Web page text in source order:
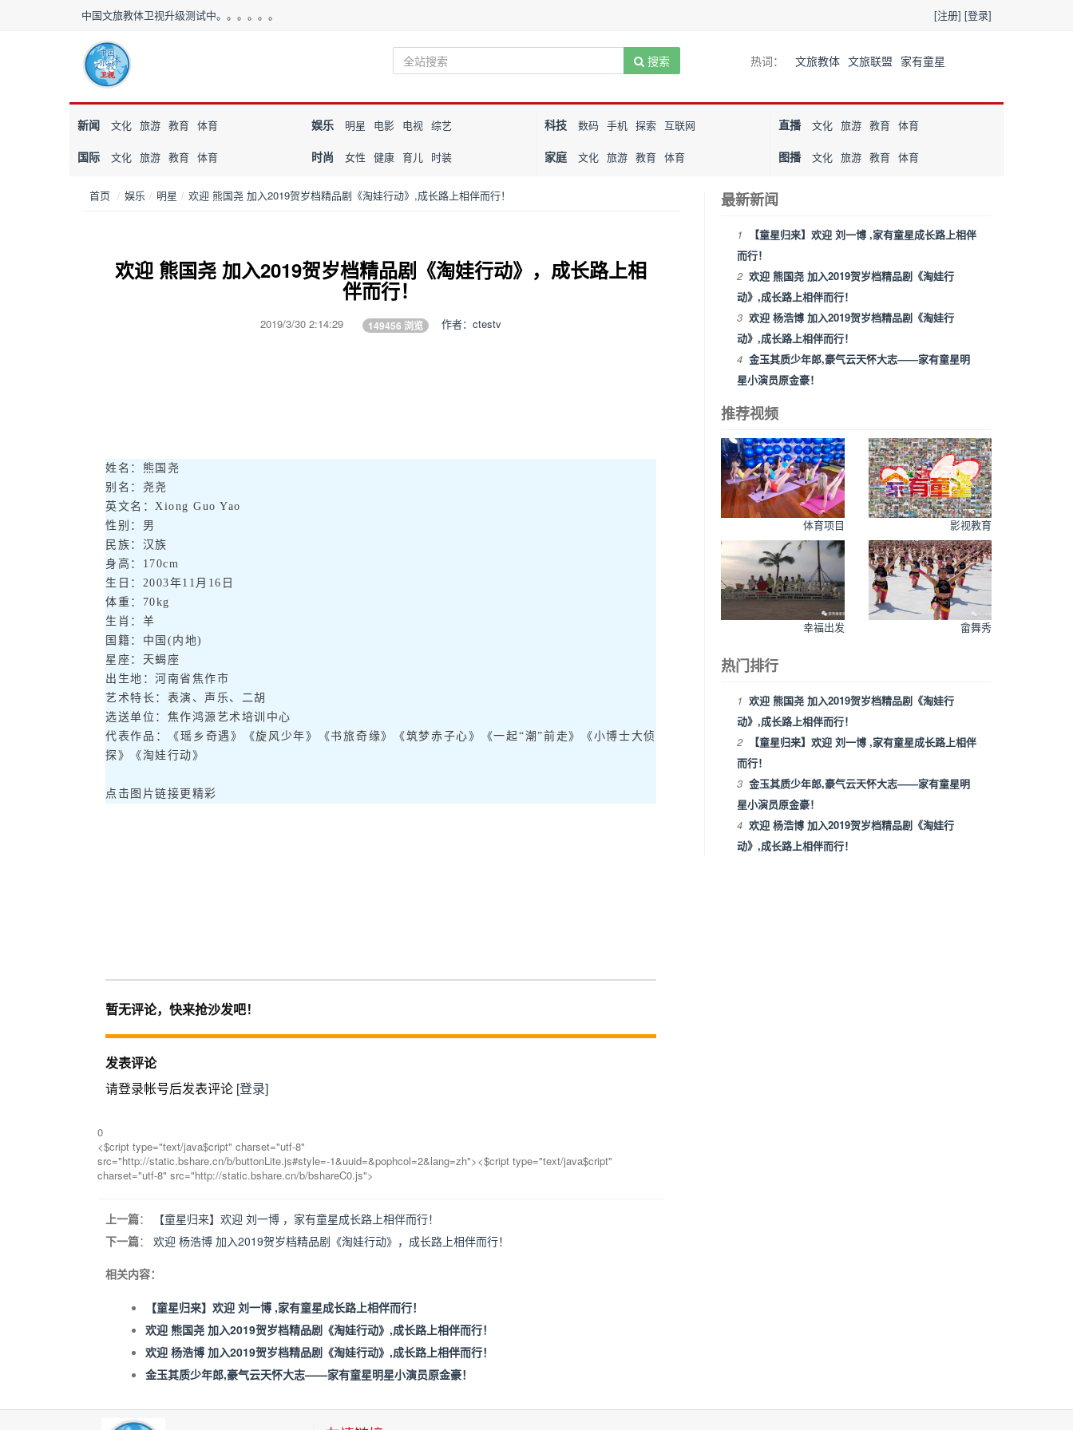
中国文旅教体卫视升级测试中。。。。。。 [注册] [登录]
搜索 热词： 文旅教体 文旅联盟 家有童星
新闻 文化 旅游 教育 体育 娱乐 明星 电影 电视 综艺 科技 数码 手机 探索 互联网 直播 文化 旅游 教育 体育
国际 文化 旅游 教育 体育 时尚 女性 健康 育儿 时装 家庭 文化 旅游 教育 体育 图播 文化 旅游 教育 体育
首页 / 娱乐 / 明星 / 欢迎 熊国尧 加入2019贺岁档精品剧《淘娃行动》,成长路上相伴而行！
欢迎 熊国尧 加入2019贺岁档精品剧《淘娃行动》，成长路上相
伴而行！
2019/3/30 2:14:29 149456 浏览 作者：ctestv
姓名：熊国尧
别名：尧尧
英文名：Xiong Guo Yao
性别：男
民族：汉族
身高：170cm
生日：2003年11月16日
体重：70kg
生肖：羊
国籍：中国(内地)
星座：天蝎座
出生地：河南省焦作市
艺术特长：表演、声乐、二胡
选送单位：焦作鸿源艺术培训中心
代表作品：《瑶乡奇遇》《旋风少年》《书旅奇缘》《筑梦赤子心》《一起“潮”前走》《小博士大侦
探》《淘娃行动》
点击图片链接更精彩
暂无评论，快来抢沙发吧！
发表评论
请登录帐号后发表评论 [登录]
0
<$cript type="text/java$cript" charset="utf-8"
src="http://static.bshare.cn/b/buttonLite.js#style=-1&uuid=&pophcol=2&lang=zh"><$cript type="text/java$cript"
charset="utf-8" src="http://static.bshare.cn/b/bshareC0.js">
上一篇：
【童星归来】欢迎 刘一博 ，家有童星成长路上相伴而行！
下一篇： 欢迎 杨浩博 加入2019贺岁档精品剧《淘娃行动》，成长路上相伴而行！
相关内容：
【童星归来】欢迎 刘一博 ,家有童星成长路上相伴而行！
欢迎 熊国尧 加入2019贺岁档精品剧《淘娃行动》,成长路上相伴而行！
欢迎 杨浩博 加入2019贺岁档精品剧《淘娃行动》,成长路上相伴而行！
金玉其质少年郎,豪气云天怀大志——家有童星明星小演员原金豪！
最新新闻
1
【童星归来】欢迎 刘一博 ,家有童星成长路上相伴
而行！
2 欢迎 熊国尧 加入2019贺岁档精品剧《淘娃行
动》,成长路上相伴而行！
3 欢迎 杨浩博 加入2019贺岁档精品剧《淘娃行
动》,成长路上相伴而行！
4 金玉其质少年郎,豪气云天怀大志——家有童星明
星小演员原金豪！
推荐视频
体育项目 影视教育
幸福出发 畲舞秀
热门排行
1 欢迎 熊国尧 加入2019贺岁档精品剧《淘娃行
动》,成长路上相伴而行！
2
【童星归来】欢迎 刘一博 ,家有童星成长路上相伴
而行！
3 金玉其质少年郎,豪气云天怀大志——家有童星明
星小演员原金豪！
4 欢迎 杨浩博 加入2019贺岁档精品剧《淘娃行
动》,成长路上相伴而行！